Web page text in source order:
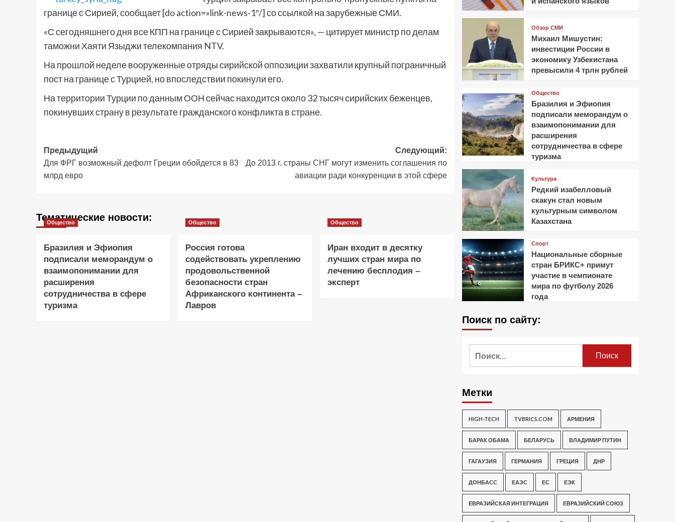
границе с Сирией, сообщает [do action=»link-news-1″/] со ссылкой на зарубежные СМИ.
«С сегодняшнего дня все КПП на границе с Сирией закрываются», — цитирует министр по делам
таможни Хаяти Языджи телекомпания NTV.
На прошлой неделе вооруженные отряды сирийской оппозиции захватили крупный пограничный
пост на границе с Турцией, но впоследствии покинули его.
На территории Турции по данным ООН сейчас находится около 32 тысяч сирийских беженцев,
покинувших страну в результате гражданского конфликта в стране.
Навигация
записи
Предыдущий
Для ФРГ возможный дефолт Греции обойдется в 83
млрд евро
Следующий:
До 2013 г. страны СНГ могут изменить соглашения по
авиации ради конкуренции в этой сфере
Тематические новости:
Общество
Бразилия и Эфиопия
подписали меморандум о
взаимопонимании для
расширения
сотрудничества в сфере
туризма
Общество
Россия готова
содействовать укреплению
продовольственной
безопасности стран
Африканского континента –
Лавров
Общество
Иран входит в десятку
лучших стран мира по
лечению бесплодия –
эксперт
Обзор СМИ
Михаил Мишустин:
инвестиции России в
экономику Узбекистана
превысили 4 трлн рублей
Общество
Бразилия и Эфиопия
подписали меморандум о
взаимопонимании для
расширения
сотрудничества в сфере
туризма
Культура
Редкий изабелловый
скакун стал новым
культурным символом
Казахстана
Спорт
Национальные сборные
стран БРИКС+ примут
участие в чемпионате
мира по футболу 2026
года
Поиск по сайту:
Метки
HIGH-TECH TVBRICS.COM АРМЕНИЯ
БАРАК ОБАМА БЕЛАРУСЬ ВЛАДИМИР ПУТИН
ГАГАУЗИЯ ГЕРМАНИЯ ГРЕЦИЯ ДНР
ДОНБАСС ЕАЭС ЕС ЕЭК
ЕВРАЗИЙСКАЯ ИНТЕГРАЦИЯ ЕВРАЗИЙСКИЙ СОЮЗ